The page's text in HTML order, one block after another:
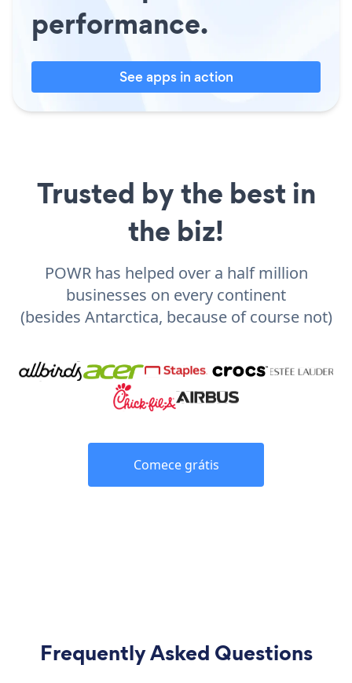
performance.
See apps in action
Trusted by the best in
the biz!
POWR has helped over a half million
businesses on every continent
(besides Antarctica, because of course not)
Comece grátis
Frequently Asked Questions